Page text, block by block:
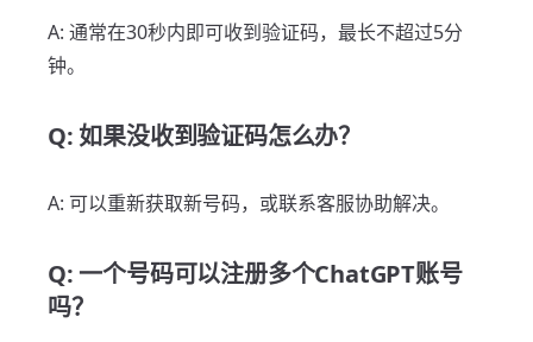
A: 通常在30秒内即可收到验证码，最长不超过5分
钟。
Q: 如果没收到验证码怎么办？
A: 可以重新获取新号码，或联系客服协助解决。
Q: 一个号码可以注册多个ChatGPT账号
吗？